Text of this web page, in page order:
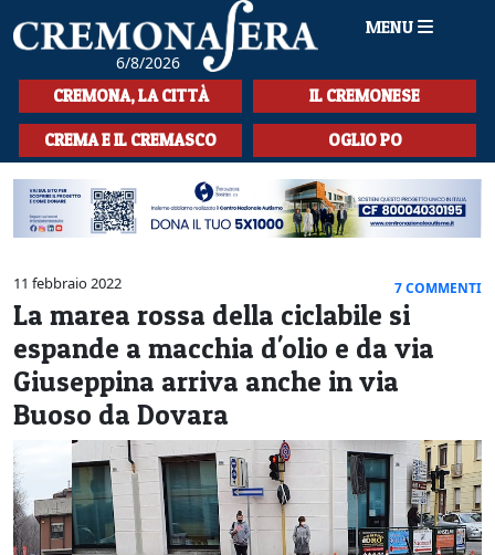
6/8/2026
MENU
HOME
CRONACA
SPORT
LA MUSICA
CULTURA
LA STORIA
SPETTACOLI
L'EDITORIALE
SEZIONI
CERCA
CREMONA, LA CITTÀ IL CREMONESE
CREMA E IL CREMASCO OGLIO PO
11 febbraio 2022 7 COMMENTI
La marea rossa della ciclabile si
espande a macchia d'olio e da via
Giuseppina arriva anche in via
Buoso da Dovara